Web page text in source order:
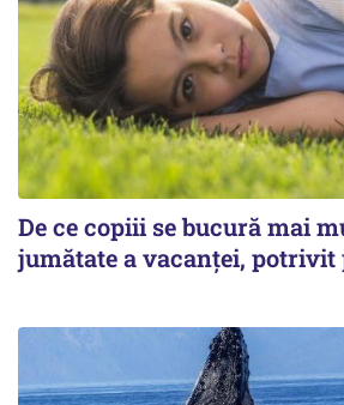
De ce copiii se bucură mai
jumătate a vacanței,